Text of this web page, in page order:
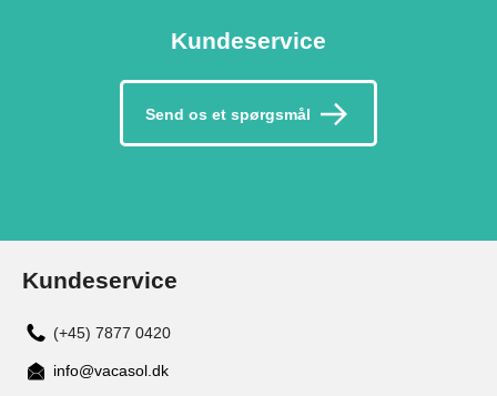
Kundeservice
Send os et spørgsmål
Kundeservice
(+45) 7877 0420
info@vacasol.dk